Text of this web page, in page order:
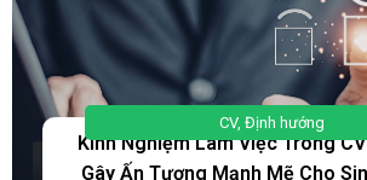
CV, Định hướng
Kinh Nghiệm Làm Việc Trong
Gây Ấn Tượng Mạnh Mẽ Cho